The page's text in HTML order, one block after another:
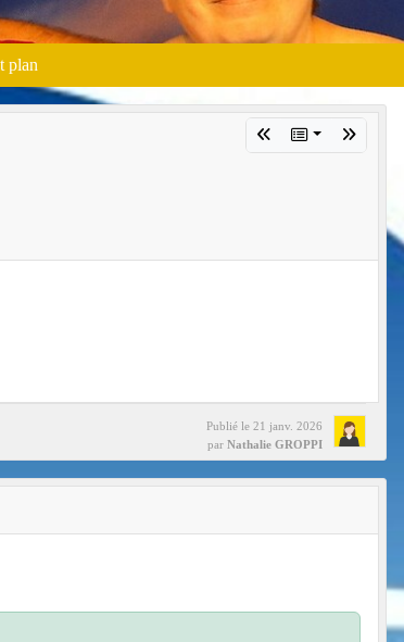
plan
Publié le 21 janv. 2026
par Nathalie GROPPI